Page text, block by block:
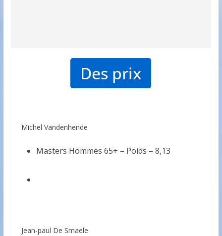
Des prix
Michel Vandenhende
Masters Hommes 65+ – Poids – 8,13
Jean-paul De Smaele